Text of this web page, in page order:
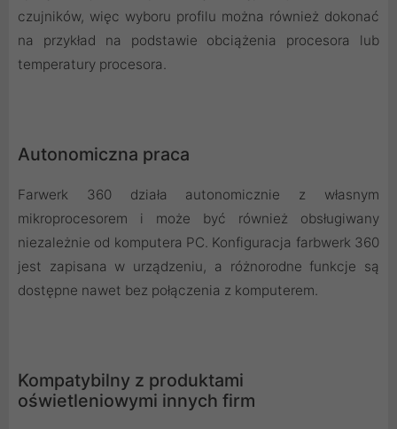
czujników, więc wyboru profilu można również dokonać
na przykład na podstawie obciążenia procesora lub
temperatury procesora.
Autonomiczna praca
Farwerk 360 działa autonomicznie z własnym
mikroprocesorem i może być również obsługiwany
niezależnie od komputera PC. Konfiguracja farbwerk 360
jest zapisana w urządzeniu, a różnorodne funkcje są
dostępne nawet bez połączenia z komputerem.
Kompatybilny z produktami
oświetleniowymi innych firm